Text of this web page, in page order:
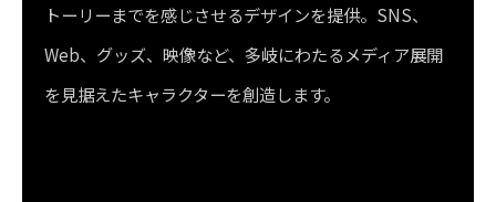
トーリーまでを感じさせるデザインを提供。SNS、
Web、グッズ、映像など、多岐にわたるメディア展開
を見据えたキャラクターを創造します。